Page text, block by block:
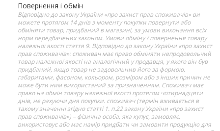
Повернення і обмін
Відповідно до закону України «про захист прав споживачів» ви
можете протягом 14 днів з моменту покупки повернути або
обміняти товар, придбаний в магазині, за умови виконання всіх
норм передбачених законом. Умови обміну / повернення товару
належної якості стаття 9. Відповідно до закону України «про захист
прав споживачів»: споживач має право обміняти непродовольчий
товар належної якості на аналогічний у продавця, у якого він був
придбаний, якщо товар не задовольнив його за формою,
габаритами, фасоном, кольором, розміром або з інших причин не
може бути ним використаний за призначенням. Споживач має
право на обмін товару належної якості протягом чотирнадцяти
днів, не рахуючи дня покупки. споживач (термін вживається в
такому значенні згідно статті 1. п.22 закону України «про захист
прав споживачів») – фізична особа, яка купує, замовляє,
використовує або має намір придбати чи замовити продукцію для